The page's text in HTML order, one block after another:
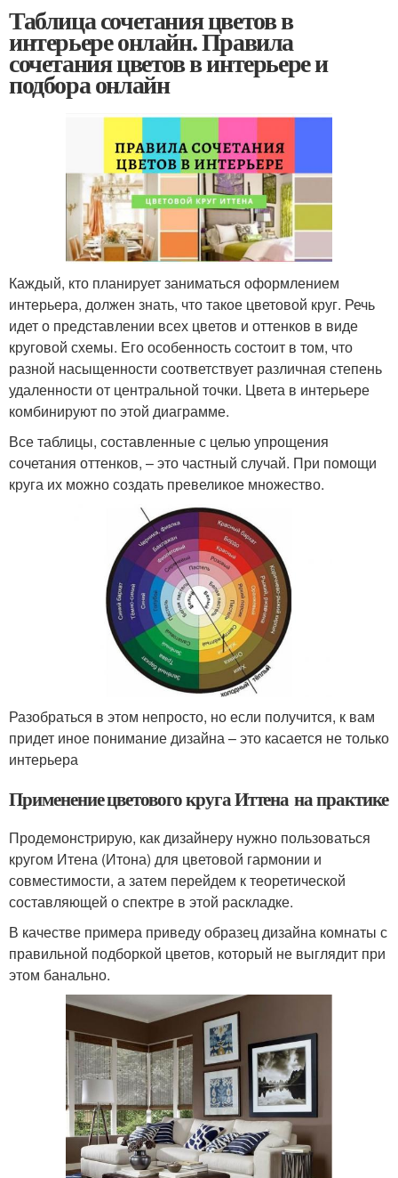
Таблица сочетания цветов в
интерьере онлайн. Правила
сочетания цветов в интерьере и
подбора онлайн
Каждый, кто планирует заниматься оформлением
интерьера, должен знать, что такое цветовой круг. Речь
идет о представлении всех цветов и оттенков в виде
круговой схемы. Его особенность состоит в том, что
разной насыщенности соответствует различная степень
удаленности от центральной точки. Цвета в интерьере
комбинируют по этой диаграмме.
Все таблицы, составленные с целью упрощения
сочетания оттенков, – это частный случай. При помощи
круга их можно создать превеликое множество.
Разобраться в этом непросто, но если получится, к вам
придет иное понимание дизайна – это касается не только
интерьера
Применение цветового круга Иттена на практике
Продемонстрирую, как дизайнеру нужно пользоваться
кругом Итена (Итона) для цветовой гармонии и
совместимости, а затем перейдем к теоретической
составляющей о спектре в этой раскладке.
В качестве примера приведу образец дизайна комнаты с
правильной подборкой цветов, который не выглядит при
этом банально.